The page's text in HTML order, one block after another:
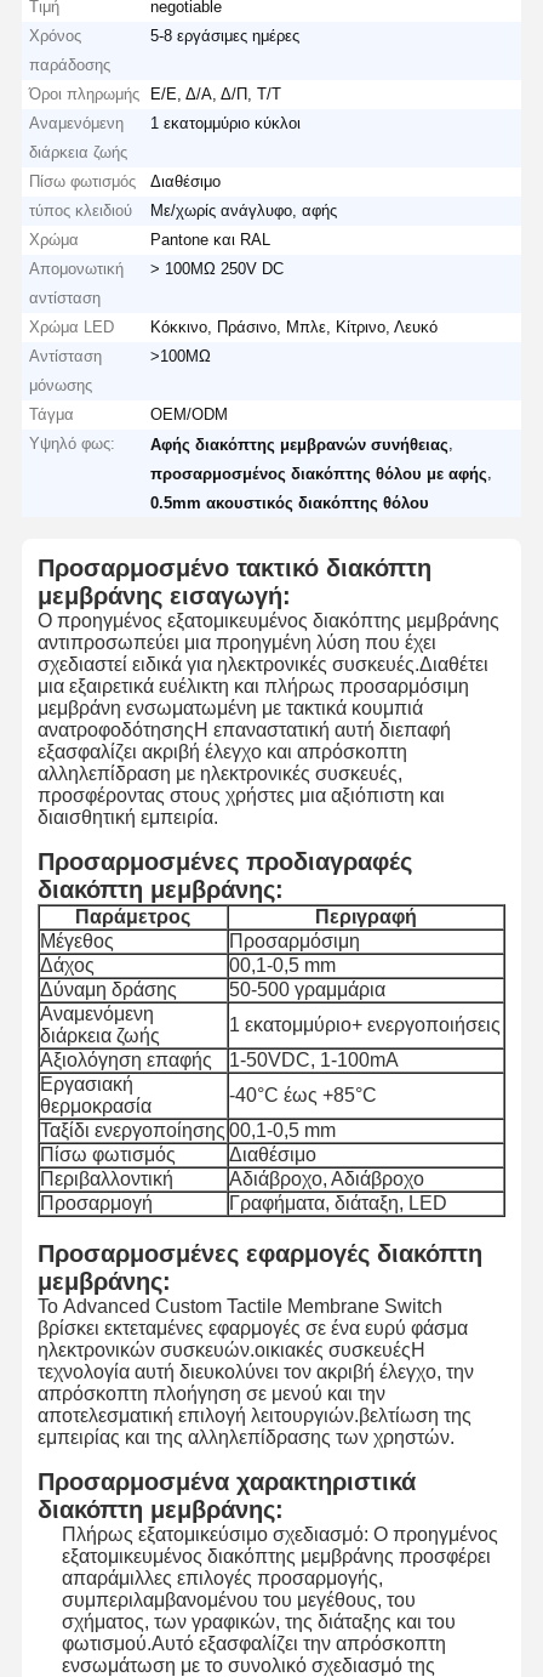
Σπίτι Προϊόντα Βίντεο
Σχετικά Με
Εμάς
Τιμή
negotiable
Χρόνος
παράδοσης
5-8 εργάσιμες ημέρες
Όροι πληρωμής
Ε/Ε, Δ/Α, Δ/Π, Τ/Τ
Αναμενόμενη
διάρκεια ζωής
1 εκατομμύριο κύκλοι
Πίσω φωτισμός
Διαθέσιμο
τύπος κλειδιού
Με/χωρίς ανάγλυφο, αφής
Χρώμα
Pantone και RAL
Απομονωτική
αντίσταση
> 100MΩ 250V DC
Χρώμα LED
Κόκκινο, Πράσινο, Μπλε, Κίτρινο, Λευκό
Αντίσταση
μόνωσης
>100MΩ
Τάγμα
OEM/ODM
Υψηλό φως:
Αφής διακόπτης μεμβρανών συνήθειας
προσαρμοσμένος διακόπτης θόλου με αφής
0.5mm ακουστικός διακόπτης θόλου
Προσαρμοσμένο τακτικό διακόπτη
μεμβράνης εισαγωγή:
Ο προηγμένος εξατομικευμένος διακόπτης μεμβράνης
αντιπροσωπεύει μια προηγμένη λύση που έχει
σχεδιαστεί ειδικά για ηλεκτρονικές συσκευές.Διαθέτει
μια εξαιρετικά ευέλικτη και πλήρως προσαρμόσιμη
μεμβράνη ενσωματωμένη με τακτικά κουμπιά
ανατροφοδότησηςΗ επαναστατική αυτή διεπαφή
εξασφαλίζει ακριβή έλεγχο και απρόσκοπτη
αλληλεπίδραση με ηλεκτρονικές συσκευές,
προσφέροντας στους χρήστες μια αξιόπιστη και
διαισθητική εμπειρία.
Προσαρμοσμένες προδιαγραφές
διακόπτη μεμβράνης:
Παράμετρος
Περιγραφή
Μέγεθος
Προσαρμόσιμη
Δάχος
00,1-0,5 mm
Δύναμη δράσης
50-500 γραμμάρια
Αναμενόμενη
διάρκεια ζωής
1 εκατομμύριο+ ενεργοποιήσεις
Αξιολόγηση επαφής
1-50VDC, 1-100mA
Εργασιακή
θερμοκρασία
-40°C έως +85°C
Ταξίδι ενεργοποίησης 00,1-0,5 mm
Πίσω φωτισμός
Διαθέσιμο
Περιβαλλοντική
Αδιάβροχο, Αδιάβροχο
Προσαρμογή
Γραφήματα, διάταξη, LED
Προσαρμοσμένες εφαρμογές διακόπτη
μεμβράνης:
Το Advanced Custom Tactile Membrane Switch
βρίσκει εκτεταμένες εφαρμογές σε ένα ευρύ φάσμα
ηλεκτρονικών συσκευών.οικιακές συσκευέςΗ
τεχνολογία αυτή διευκολύνει τον ακριβή έλεγχο, την
απρόσκοπτη πλοήγηση σε μενού και την
αποτελεσματική επιλογή λειτουργιών.βελτίωση της
εμπειρίας και της αλληλεπίδρασης των χρηστών.
Προσαρμοσμένα χαρακτηριστικά
διακόπτη μεμβράνης:
Πλήρως εξατομικεύσιμο σχεδιασμό: Ο προηγμένος
εξατομικευμένος διακόπτης μεμβράνης προσφέρει
απαράμιλλες επιλογές προσαρμογής,
συμπεριλαμβανομένου του μεγέθους, του
σχήματος, των γραφικών, της διάταξης και του
φωτισμού.Αυτό εξασφαλίζει την απρόσκοπτη
ενσωμάτωση με το συνολικό σχεδιασμό της